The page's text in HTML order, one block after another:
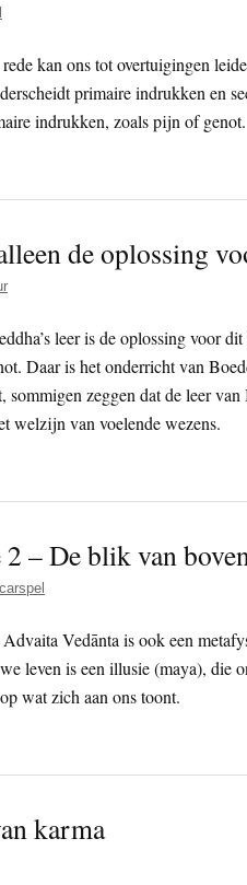
kan ons tot overtuigingen
primaire indrukken en
indrukken, zoals pijn of genot.
de oplossing
leer is de oplossing voor
Daar is het onderricht van
zeggen dat de leer
welzijn van voelende wezens.
– De blik van
Vedānta is ook een
leven is een illusie (maya), die
wat zich aan ons toont.
karma